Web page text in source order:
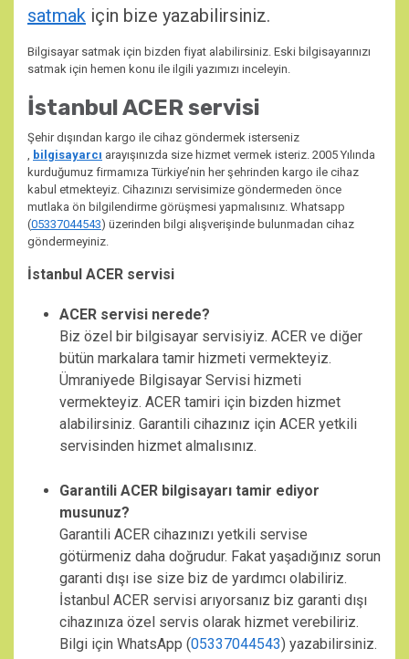
satmak için bize yazabilirsiniz.
Bilgisayar satmak için bizden fiyat alabilirsiniz. Eski bilgisayarınızı
satmak için hemen konu ile ilgili yazımızı inceleyin.
İstanbul ACER servisi
Şehir dışından kargo ile cihaz göndermek isterseniz
, bilgisayarcı arayışınızda size hizmet vermek isteriz. 2005 Yılında
kurduğumuz firmamıza Türkiye’nin her şehrinden kargo ile cihaz
kabul etmekteyiz. Cihazınızı servisimize göndermeden önce
mutlaka ön bilgilendirme görüşmesi yapmalısınız. Whatsapp
(05337044543) üzerinden bilgi alışverişinde bulunmadan cihaz
göndermeyiniz.
İstanbul ACER servisi
ACER servisi nerede?
Biz özel bir bilgisayar servisiyiz. ACER ve diğer
bütün markalara tamir hizmeti vermekteyiz.
Ümraniyede Bilgisayar Servisi hizmeti
vermekteyiz. ACER tamiri için bizden hizmet
alabilirsiniz. Garantili cihazınız için ACER yetkili
servisinden hizmet almalısınız.
Garantili ACER bilgisayarı tamir ediyor
musunuz?
Garantili ACER cihazınızı yetkili servise
götürmeniz daha doğrudur. Fakat yaşadığınız sorun
garanti dışı ise size biz de yardımcı olabiliriz.
İstanbul ACER servisi arıyorsanız biz garanti dışı
cihazınıza özel servis olarak hizmet verebiliriz.
Bilgi için WhatsApp (05337044543) yazabilirsiniz.